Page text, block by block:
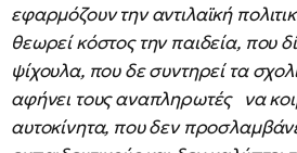
εφαρμόζουν την αντιλαϊκή
θεωρεί κόστος την παιδεία, που
ψίχουλα, που δε συντηρεί τα
αφήνει τους αναπληρωτές να
αυτοκίνητα, που δεν